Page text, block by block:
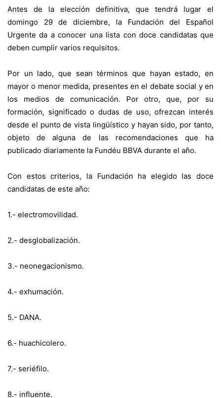
Antes de la elección definitiva, que tendrá lugar el
domingo 29 de diciembre, la Fundación del Español
Urgente da a conocer una lista con doce candidatas que
deben cumplir varios requisitos.
Por un lado, que sean términos que hayan estado, en
mayor o menor medida, presentes en el debate social y en
los medios de comunicación. Por otro, que, por su
formación, significado o dudas de uso, ofrezcan interés
desde el punto de vista lingüístico y hayan sido, por tanto,
objeto de alguna de las recomendaciones que ha
publicado diariamente la Fundéu BBVA durante el año.
Con estos criterios, la Fundación ha elegido las doce
candidatas de este año:
1.- electromovilidad.
2.- desglobalización.
3.- neonegacionismo.
4.- exhumación.
5.- DANA.
6.- huachicolero.
7.- seriéfilo.
8.- influente.